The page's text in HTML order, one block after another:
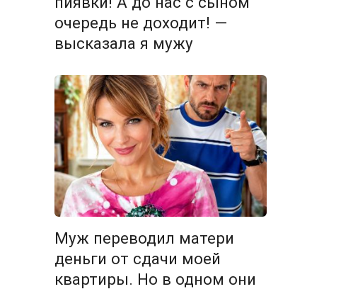
очередь не доходит! —
высказала я мужу
Муж переводил матери
деньги от сдачи моей
квартиры. Но в одном они